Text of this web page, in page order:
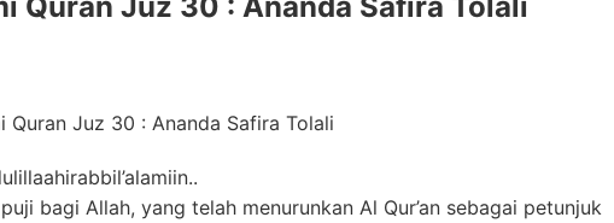
bagi Allah, yang telah menurunkan Al Qur’an sebagai petunjuk